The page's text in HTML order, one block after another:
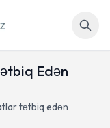
Edən
tətbiq edən